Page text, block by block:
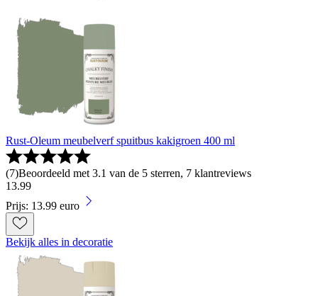
Rust-Oleum meubelverf spuitbus kakigroen 400 ml
(7)Beoordeeld met 3.1 van de 5 sterren, 7 klantreviews
13.99
Prijs: 13.99 euro
Bekijk alles in decoratie